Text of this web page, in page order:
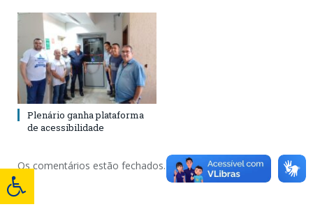
Plenário ganha plataforma
de acessibilidade
Os comentários estão fechados.